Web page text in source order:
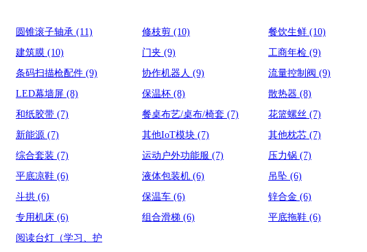
圆锥滚子轴承 (11) 修枝剪 (10) 餐饮生鲜 (10)
建筑膜 (10) 门夹 (9) 工商年检 (9)
条码扫描枪配件 (9) 协作机器人 (9) 流量控制阀 (9)
LED幕墙屏 (8) 保温杯 (8) 散热器 (8)
和纸胶带 (7) 餐桌布艺/桌布/椅套 (7) 花篮螺丝 (7)
新能源 (7) 其他IoT模块 (7) 其他枕芯 (7)
综合套装 (7) 运动户外功能服 (7) 压力锅 (7)
平底凉鞋 (6) 液体包装机 (6) 吊坠 (6)
斗拱 (6) 保温车 (6) 锌合金 (6)
专用机床 (6) 组合滑梯 (6) 平底拖鞋 (6)
阅读台灯（学习、护